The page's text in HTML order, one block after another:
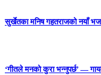
सुर्खेतका मनिष गहतराजको नयाँ
‘गीतले मनको कुरा भन्नुपर्छ’ —